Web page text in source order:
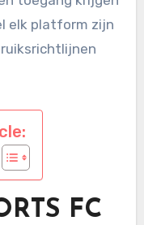
elk platform zijn
FC